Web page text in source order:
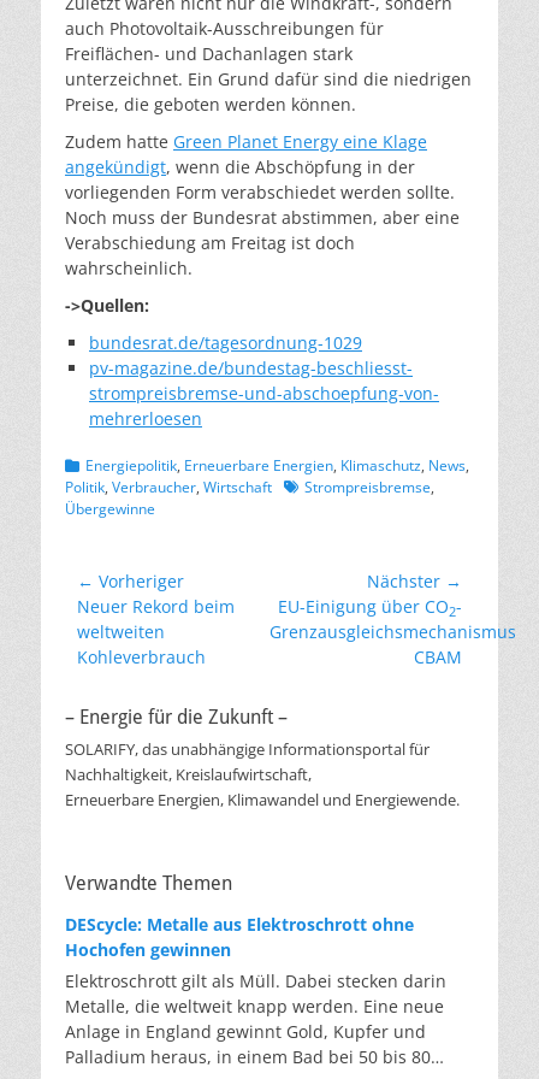
auch Photovoltaik-Ausschreibungen für
Freiflächen- und Dachanlagen stark
unterzeichnet. Ein Grund dafür sind die niedrigen
Preise, die geboten werden können.
Zudem hatte Green Planet Energy eine Klage
angekündigt, wenn die Abschöpfung in der
vorliegenden Form verabschiedet werden sollte.
Noch muss der Bundesrat abstimmen, aber eine
Verabschiedung am Freitag ist doch
wahrscheinlich.
->Quellen:
bundesrat.de/tagesordnung-1029
pv-magazine.de/bundestag-beschliesst-
strompreisbremse-und-abschoepfung-von-
mehrerloesen
Kategorien
Energiepolitik, Erneuerbare Energien, Klimaschutz, News,
Politik, Verbraucher, Wirtschaft Schlagworte
Strompreisbremse,
Übergewinne
Beitragsnavigation
← Vorheriger
Vorheriger
Beitrag:
Neuer Rekord beim
weltweiten
Kohleverbrauch
Nächster →
Nächster
Beitrag:
EU-Einigung über CO2-
Grenzausgleichsmechanismus
CBAM
– Energie für die Zukunft –
SOLARIFY, das unabhängige Informationsportal für
Nachhaltigkeit, Kreislaufwirtschaft,
Erneuerbare Energien, Klimawandel und Energiewende.
Verwandte Themen
DEScycle: Metalle aus Elektroschrott ohne
Hochofen gewinnen
Elektroschrott gilt als Müll. Dabei stecken darin
Metalle, die weltweit knapp werden. Eine neue
Anlage in England gewinnt Gold, Kupfer und
Palladium heraus, in einem Bad bei 50 bis 80